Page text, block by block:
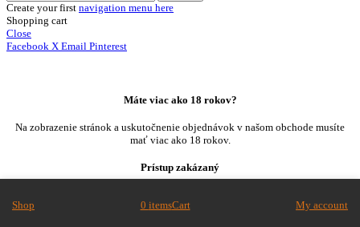
Create your first navigation menu here
Shopping cart
Close
Facebook X Email Pinterest
Máte viac ako 18 rokov?
Na zobrazenie stránok a uskutočnenie objednávok v našom obchode musíte
mať viac ako 18 rokov.
Prístup zakázaný
Shop 0 itemsCart My account